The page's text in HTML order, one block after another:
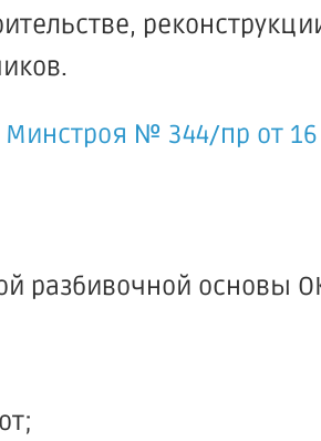
Минстроя № 344/пр от 16
разбивочной основы